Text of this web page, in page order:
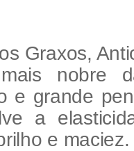
Graxos,
nobre
e grande
a
e maciez.